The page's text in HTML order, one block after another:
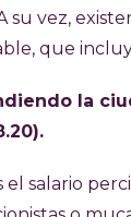
su vez,
que
la
el salario